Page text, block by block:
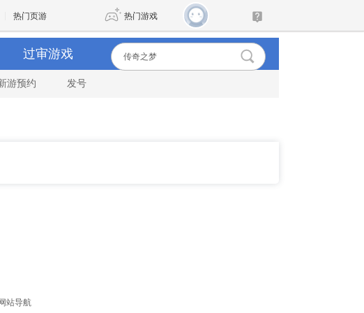
热门页游 热门游戏
魔兽 DNF
过审游戏
游预约 发号
网站导航